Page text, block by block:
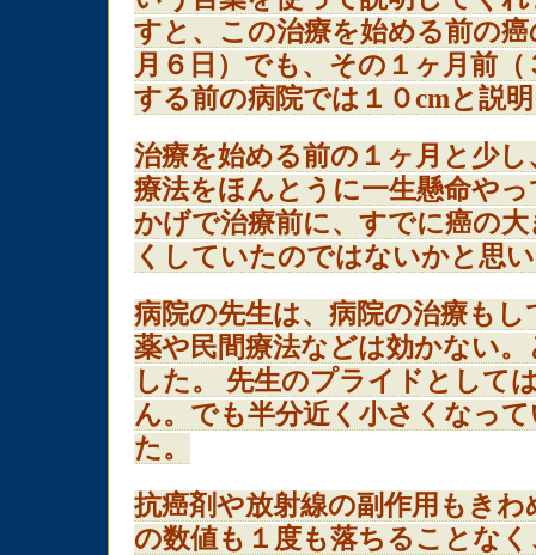
すと、この治療を始める前の
月６日）でも、その１ヶ月前（
する前の病院では１０cmと説
治療を始める前の１ヶ月と少
療法をほんとうに一生懸命や
かげで治療前に、すでに癌の
くしていたのではないかと思
病院の先生は、病院の治療も
薬や民間療法などは効かない
した。 先生のプライドとして
ん。でも半分近く小さくなっ
た。
抗癌剤や放射線の副作用もき
の数値も１度も落ちることな